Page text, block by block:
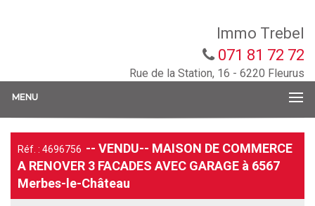
Immo Trebel
071 81 72 72
Rue de la Station, 16 - 6220 Fleurus
MENU
Réf. : 4696756 -- VENDU-- MAISON DE COMMERCE
A RENOVER 3 FACADES AVEC GARAGE à 6567
Merbes-le-Château